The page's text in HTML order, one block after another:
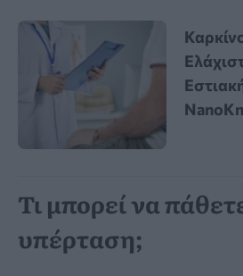
Τι μπορεί να
υπέρταση;